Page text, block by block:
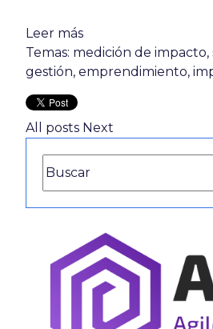
Leer más
Temas: medición de impacto,
gestión, emprendimiento,
All posts Next
Esto es un campo de